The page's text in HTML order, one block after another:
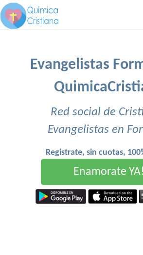
Evangelistas
Red social de
Evangelistas en
Registrate, sin cuotas,
Enamorate YA!